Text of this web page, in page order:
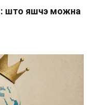
што яшчэ можна